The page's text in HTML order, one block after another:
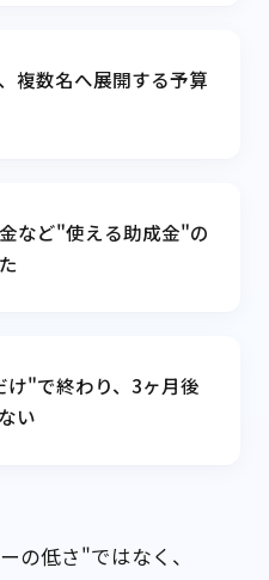
複数名へ展開する予算
など"使える助成金"の
"で終わり、3ヶ月後
い
の低さ"ではなく、